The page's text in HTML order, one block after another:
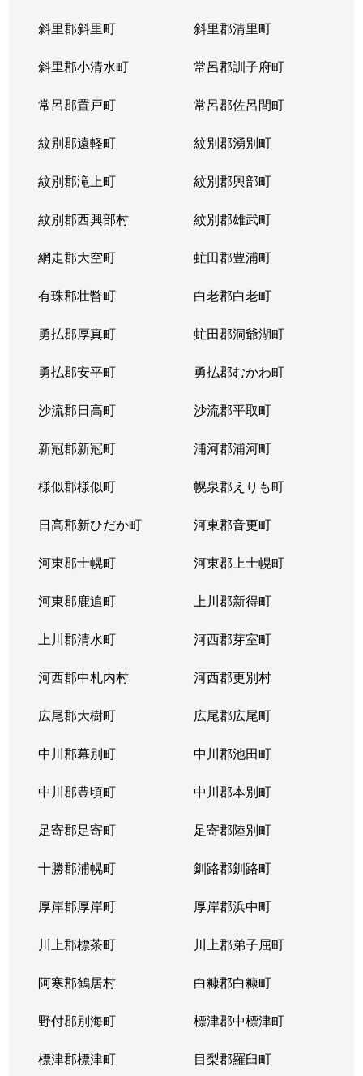
斜里郡斜里町 斜里郡清里町
斜里郡小清水町 常呂郡訓子府町
常呂郡置戸町 常呂郡佐呂間町
紋別郡遠軽町 紋別郡湧別町
紋別郡滝上町 紋別郡興部町
紋別郡西興部村 紋別郡雄武町
網走郡大空町 虻田郡豊浦町
有珠郡壮瞥町 白老郡白老町
勇払郡厚真町 虻田郡洞爺湖町
勇払郡安平町 勇払郡むかわ町
沙流郡日高町 沙流郡平取町
新冠郡新冠町 浦河郡浦河町
様似郡様似町 幌泉郡えりも町
日高郡新ひだか町 河東郡音更町
河東郡士幌町 河東郡上士幌町
河東郡鹿追町 上川郡新得町
上川郡清水町 河西郡芽室町
河西郡中札内村 河西郡更別村
広尾郡大樹町 広尾郡広尾町
中川郡幕別町 中川郡池田町
中川郡豊頃町 中川郡本別町
足寄郡足寄町 足寄郡陸別町
十勝郡浦幌町 釧路郡釧路町
厚岸郡厚岸町 厚岸郡浜中町
川上郡標茶町 川上郡弟子屈町
阿寒郡鶴居村 白糠郡白糠町
野付郡別海町 標津郡中標津町
標津郡標津町 目梨郡羅臼町